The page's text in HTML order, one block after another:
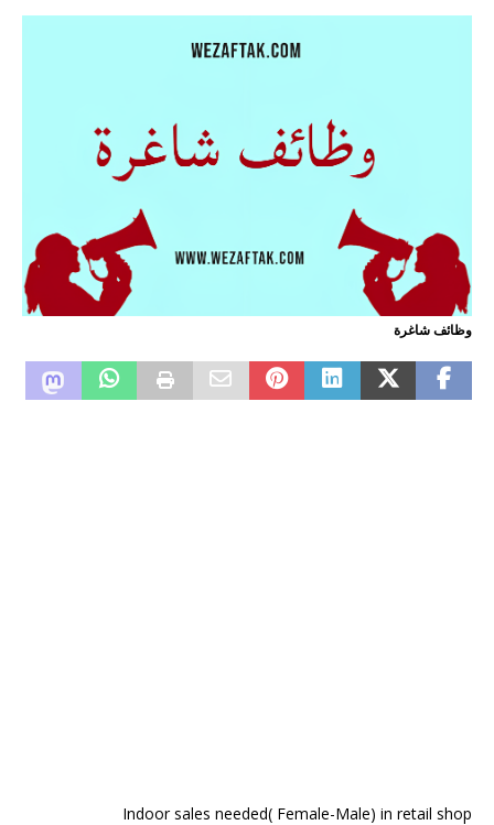
وظائف شاغرة
Indoor sales needed( Female-Male) in retail shop